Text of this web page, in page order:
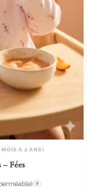
MOIS À 2 ANS)
Fées
?